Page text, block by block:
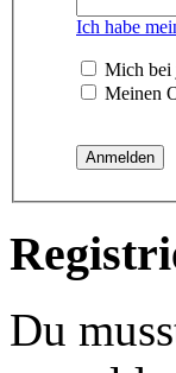
Ich habe
Mich bei
Meinen
Du